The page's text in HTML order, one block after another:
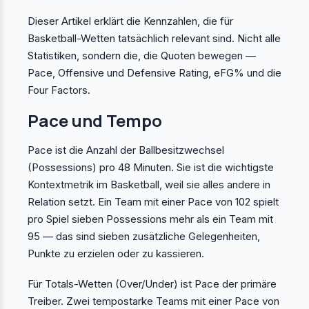
Dieser Artikel erklärt die Kennzahlen, die für
Basketball-Wetten tatsächlich relevant sind. Nicht alle
Statistiken, sondern die, die Quoten bewegen —
Pace, Offensive und Defensive Rating, eFG% und die
Four Factors.
Pace und Tempo
Pace ist die Anzahl der Ballbesitzwechsel
(Possessions) pro 48 Minuten. Sie ist die wichtigste
Kontextmetrik im Basketball, weil sie alles andere in
Relation setzt. Ein Team mit einer Pace von 102 spielt
pro Spiel sieben Possessions mehr als ein Team mit
95 — das sind sieben zusätzliche Gelegenheiten,
Punkte zu erzielen oder zu kassieren.
Für Totals-Wetten (Over/Under) ist Pace der primäre
Treiber. Zwei tempostarke Teams mit einer Pace von